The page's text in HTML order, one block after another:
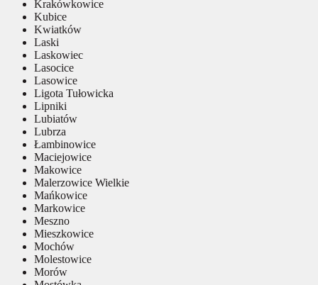
Krakówkowice
Kubice
Kwiatków
Laski
Laskowiec
Lasocice
Lasowice
Ligota Tułowicka
Lipniki
Lubiatów
Lubrza
Łambinowice
Maciejowice
Makowice
Malerzowice Wielkie
Mańkowice
Markowice
Meszno
Mieszkowice
Mochów
Molestowice
Morów